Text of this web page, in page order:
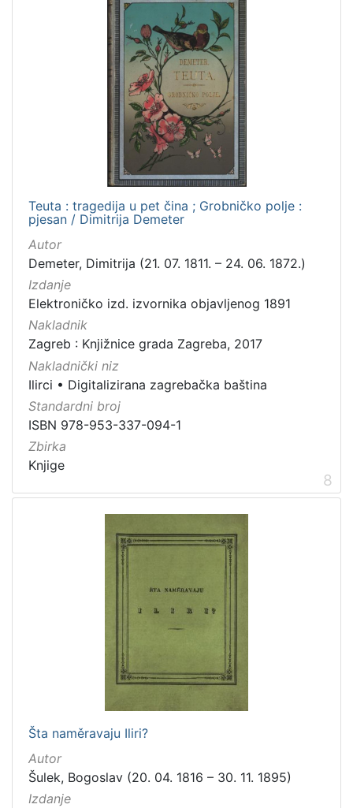
Teuta : tragedija u pet čina ; Grobničko polje :
pjesan / Dimitrija Demeter
Autor
Demeter, Dimitrija (21. 07. 1811. – 24. 06. 1872.)
Izdanje
Elektroničko izd. izvornika objavljenog 1891
Nakladnik
Zagreb : Knjižnice grada Zagreba, 2017
Nakladnički niz
Ilirci • Digitalizirana zagrebačka baština
Standardni broj
ISBN 978-953-337-094-1
Zbirka
Knjige
8
Šta naměravaju Iliri?
Autor
Šulek, Bogoslav (20. 04. 1816 – 30. 11. 1895)
Izdanje